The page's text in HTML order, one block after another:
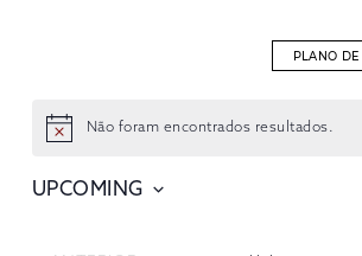
PLANO
Não foram encontrados resultados.
EVENTOS
SEARCH
UPCOMING